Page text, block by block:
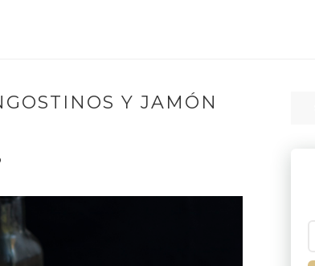
Y JAMÓN